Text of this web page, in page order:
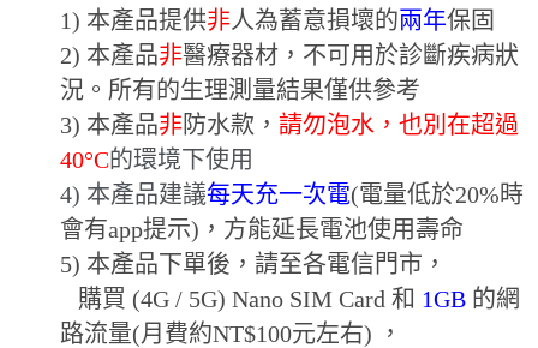
1) 本產品提供非人為蓄意損壞的兩年保固
2) 本產品非醫療器材，不可用於診斷疾病狀
況。所有的生理測量結果僅供參考
3) 本產品非防水款， 請勿泡水，也別在超過
40°C的環境下使用
4) 本產品建議每天充一次電(電量低於20%時
會有app提示)，方能延長電池使用壽命
5) 本產品下單後，請至各電信門市，
購買 (4G / 5G) Nano SIM Card 和 1GB 的網
路流量(月費約NT$100元左右) ，